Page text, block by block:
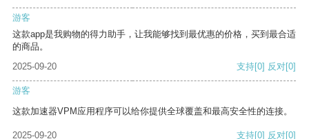
游客
这款app是我购物的得力助手，让我能够找到最优惠的价格，买到最合适
的商品。
2025-09-20
支持[0] 反对[0]
游客
这款加速器VPM应用程序可以给你提供全球覆盖和最高安全性的连接。
2025-09-20 支持[0] 反对[0]